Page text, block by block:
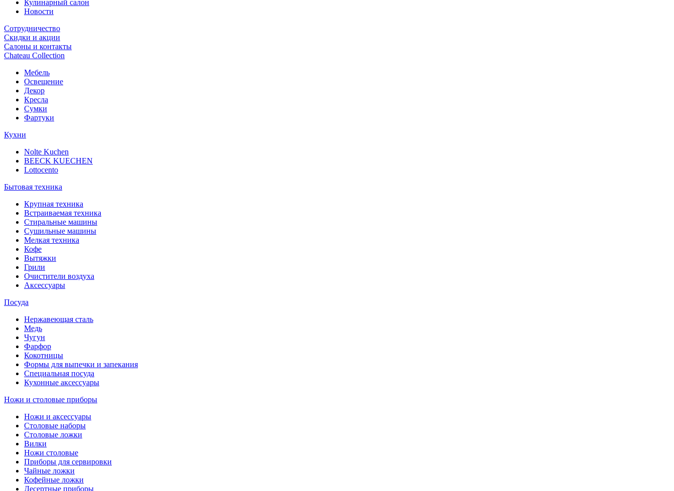
Кулинарный салон
Новости
Сотрудничество
Скидки и акции
Салоны и контакты
Chateau Collection
Мебель
Освещение
Декор
Кресла
Сумки
Фартуки
Кухни
Nolte Kuchen
BEECK KUECHEN
Lottocento
Бытовая техника
Крупная техника
Встраиваемая техника
Стиральные машины
Сушильные машины
Мелкая техника
Кофе
Вытяжки
Грили
Очистители воздуха
Аксессуары
Посуда
Нержавеющая сталь
Медь
Чугун
Фарфор
Кокотницы
Формы для выпечки и запекания
Специальная посуда
Кухонные аксессуары
Ножи и столовые приборы
Ножи и аксессуары
Столовые наборы
Столовые ложки
Вилки
Ножи столовые
Приборы для сервировки
Чайные ложки
Кофейные ложки
Десертные приборы